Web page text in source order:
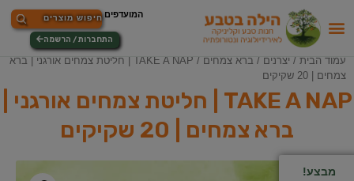
התחברות / הרשמה
עמוד הבית / יצרנים / ברא צמחים
/ TAKE A NAP | חליטת צמחים אורגני | ברא
צמחים | 20 שקיקים
TAKE A NAP | חליטת צמחים אורגני |
ברא צמחים | 20 שקיקים
מבצע!